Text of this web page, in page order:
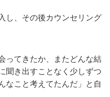
し、その後カウンセリング
ってきたか、またどんな結
聞き出すことなく少しずつ
なこと考えてたんだ」と自